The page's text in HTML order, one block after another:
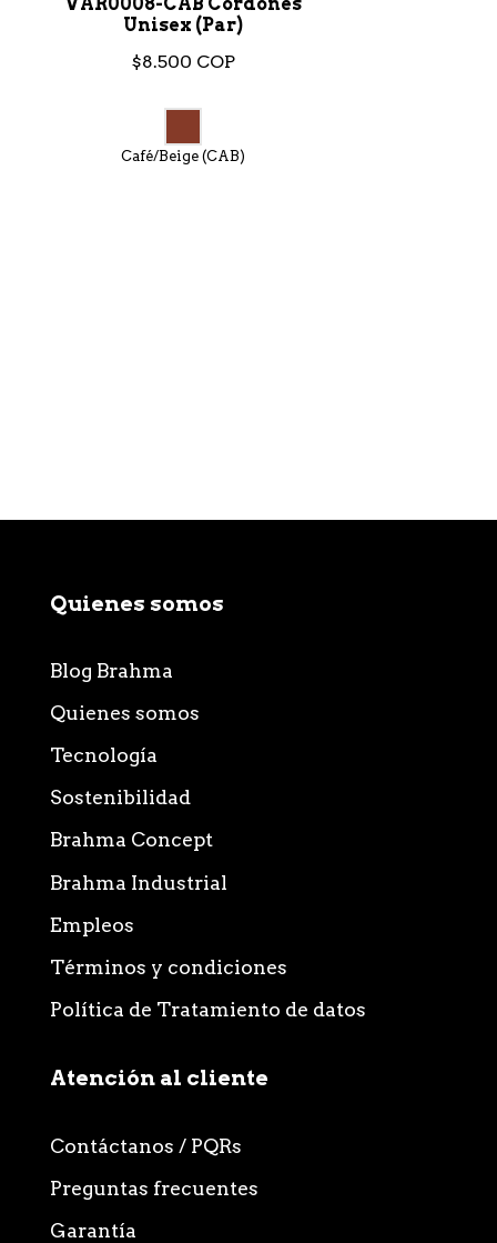
Unisex (Par)
$8.500 COP
Café/Beige (CAB)
Quienes somos
Blog Brahma
Quienes somos
Tecnología
Sostenibilidad
Brahma Concept
Brahma Industrial
Empleos
Términos y condiciones
Política de Tratamiento de datos
Atención al cliente
Contáctanos / PQRs
Preguntas frecuentes
Garantía